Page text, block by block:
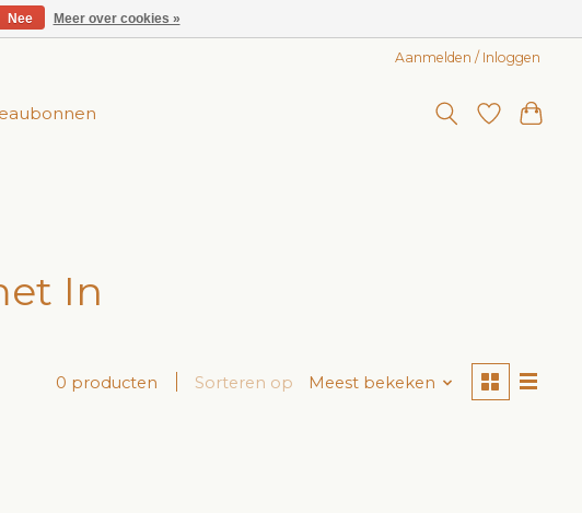
Aanmelden / Inloggen
In
0 producten Sorteren op Meest bekeken
Nee Meer over cookies »